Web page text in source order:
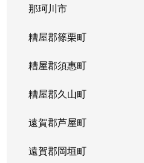
那珂川市
糟屋郡篠栗町
糟屋郡須惠町
糟屋郡久山町
遠賀郡芦屋町
遠賀郡岡垣町